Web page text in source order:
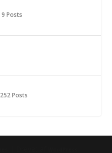
9 Posts
252 Posts